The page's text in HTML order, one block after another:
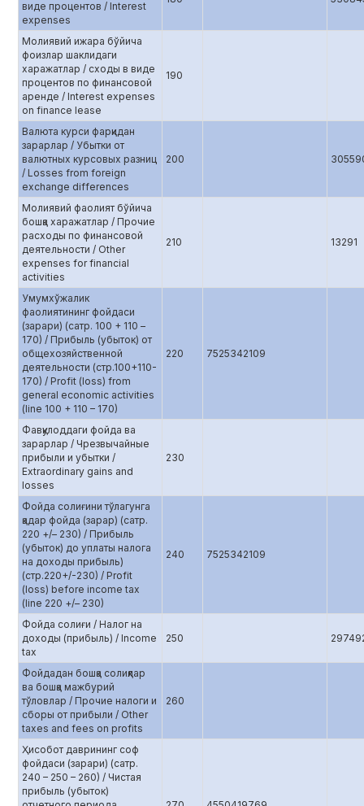
виде процентов / Interest
expenses
Молиявий ижара бўйича
фоизлар шаклидаги
харажатлар / сходы в виде
процентов по финансовой
аренде / Interest expenses
on finance lease
190
Валюта курси фарқидан
зарарлар / Убытки от
валютных курсовых разниц
/ Losses from foreign
exchange differences
200
Молиявий фаолият бўйича
бошқа харажатлар / Прочие
расходы по финансовой
деятельности / Other
expenses for financial
activities
210 13291
Умумхўжалик
фаолиятининг фойдаси
(зарари) (сатр. 100 + 110 –
170) / Прибыль (убыток) от
общехозяйственной
деятельности (стр.100+110-
170) / Profit (loss) from
general economic activities
(line 100 + 110 – 170)
220 7525342109
Фавқулоддаги фойда ва
зарарлар / Чрезвычайные
прибыли и убытки /
Extraordinary gains and
losses
230
Фойда солиғини тўлагунга
қадар фойда (зарар) (сатр.
220 +/– 230) / Прибыль
(убыток) до уплаты налога
на доходы прибыль)
(стр.220+/-230) / Profit
(loss) before income tax
(line 220 +/– 230)
240 7525342109
Фойда солиғи / Налог на
доходы (прибыль) / Income
tax
250
Фойдадан бошқа солиқлар
ва бошқа мажбурий
тўловлар / Прочие налоги и
сборы от прибыли / Other
taxes and fees on profits
260
Ҳисобот даврининг соф
фойдаси (зарари) (сатр.
240 – 250 – 260) / Чистая
прибыль (убыток)